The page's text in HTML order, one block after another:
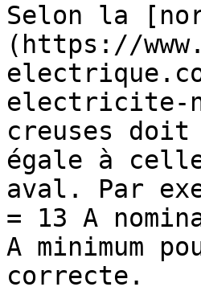
Selon la
(https://
electricite-
creuses
égale à
aval. Par
= 13 A
A minimum
correcte.